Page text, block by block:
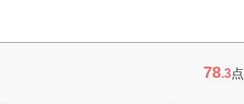
78.3点